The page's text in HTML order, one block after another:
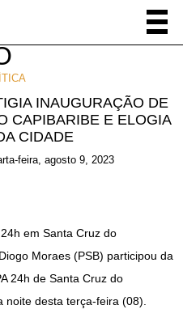
INAUGURAÇÃO DE
CAPIBARIBE E ELOGIA
CIDADE
feira, agosto 9, 2023
em Santa Cruz do
Moraes (PSB) participou da
24h de Santa Cruz do
noite desta terça-feira (08).